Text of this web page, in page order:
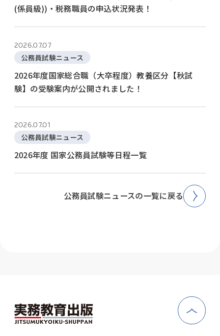
(係員級))・税務職員の申込状況発表！
2026.07.07
公務員試験ニュース
2026年度国家総合職（大卒程度）教養区分【秋試
験】の受験案内が公開されました！
2026.07.01
公務員試験ニュース
2026年度 国家公務員試験等日程一覧
公務員試験ニュースの一覧に戻る